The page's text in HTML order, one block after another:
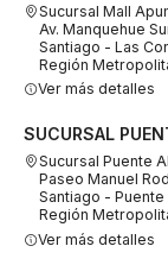
Sucursal Mall
Av. Manquehue
Santiago - Las
Región
Ver más detalles
SUCURSAL
Sucursal Puente
Paseo Manuel
Santiago - Puente
Región
Ver más detalles